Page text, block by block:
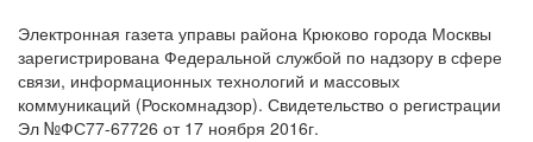
Электронная газета управы района Крюково города Москвы
зарегистрирована Федеральной службой по надзору в сфере
связи, информационных технологий и массовых
коммуникаций (Роскомнадзор). Свидетельство о регистрации
Эл №ФС77-67726 от 17 ноября 2016г.